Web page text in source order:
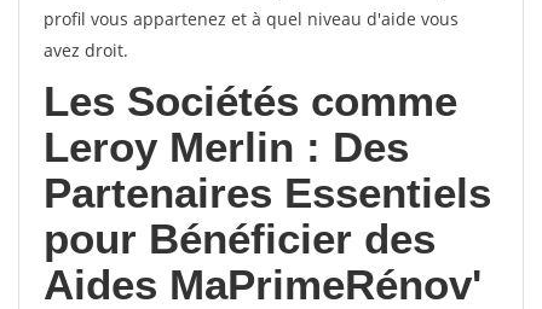
profil vous appartenez et à quel niveau d'aide vous
avez droit.
Les Sociétés comme
Leroy Merlin : Des
Partenaires Essentiels
pour Bénéficier des
Aides MaPrimeRénov'